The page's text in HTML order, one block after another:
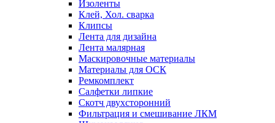
Изоленты
Клей, Хол. сварка
Клипсы
Лента для дизайна
Лента малярная
Маскировочные материалы
Материалы для ОСК
Ремкомплект
Салфетки липкие
Скотч двухсторонний
Фильтрация и смешивание ЛКМ